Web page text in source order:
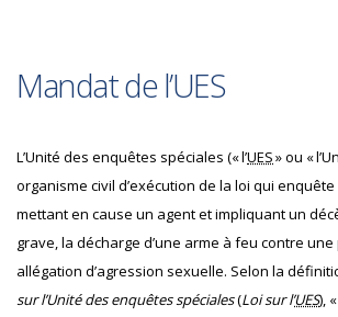
Mandat de l’UES
L’Unité des enquêtes spéciales (« l’UES» ou «
organisme civil d’exécution de la loi qui
mettant en cause un agent et impliquant un
grave, la décharge d’une arme à feu contre
allégation d’agression sexuelle. Selon la
sur l’Unité des enquêtes spéciales(Loi sur l’UES),